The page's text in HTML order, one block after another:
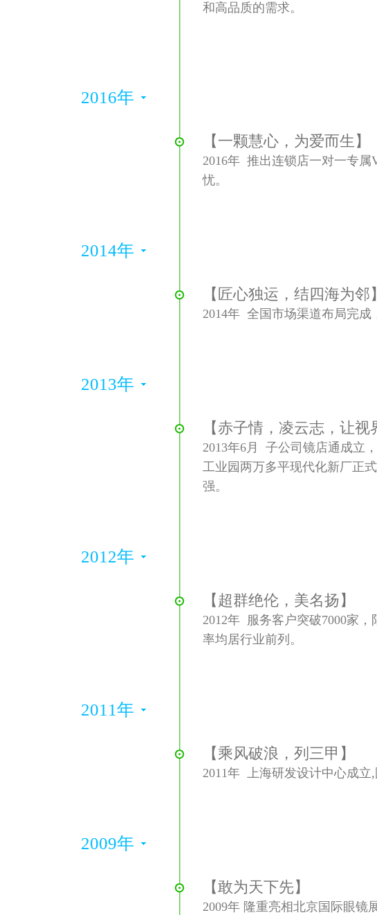
和高品质的需求。
2016年
【一颗慧心，为爱而生】
2016年 推出连锁店一对一专
忧。
2014年
【匠心独运，结四海为邻】
2014年 全国市场渠道布局完成
2013年
【赤子情，凌云志，让视
2013年6月 子公司镜店通成立
工业园两万多平现代化新厂正
强。
2012年
【超群绝伦，美名扬】
2012年 服务客户突破7000家
率均居行业前列。
2011年
【乘风破浪，列三甲】
2011年 上海研发设计中心成立
2009年
【敢为天下先】
2009年 隆重亮相北京国际眼镜